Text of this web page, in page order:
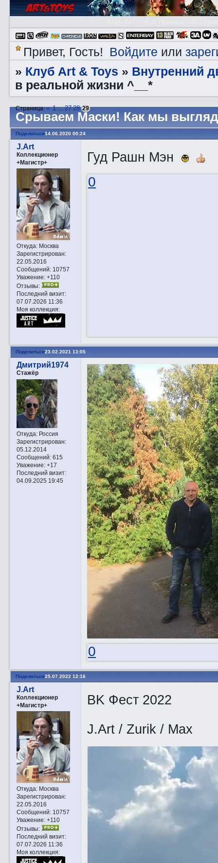
Привет, Гость! Войдите или
» Клуб Art & Toys » Внутренний
в реальной жизни ^__*
Срываем Маски! Как мы
Страница:« 1 … 27 28 29
Поделиться14.06.2020 00:24
J.Art
Коллекционер
+Магистр+
Откуда:Москва
Зарегистрирован:
22.05.2016
Сообщений:10757
Уважение: +110
Отзывы:
Последний визит:
07.07.2026 11:36
Моя коллекция:
Гуд Рашн Мэн
0
Поделиться23.02.2021 13:05
Дмитрий1974
Стажёр
Откуда:Россия
Зарегистрирован:
05.12.2014
Сообщений:615
Уважение: +17
Последний визит:
04.09.2025 19:45
0
Поделиться25.07.2022 12:16
J.Art
Коллекционер
+Магистр+
Откуда:Москва
Зарегистрирован:
22.05.2016
Сообщений:10757
Уважение: +110
Отзывы:
Последний визит:
07.07.2026 11:36
Моя коллекция:
BK Фест 2022
J.Art / Zurik / Max